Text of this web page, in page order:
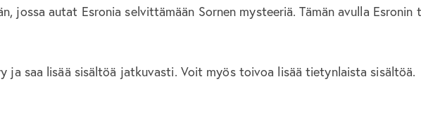
jossa autat Esronia selvittämään Sornen mysteeriä. Tämän avulla Esronin
ja saa lisää sisältöä jatkuvasti. Voit myös toivoa lisää tietynlaista sisältöä.